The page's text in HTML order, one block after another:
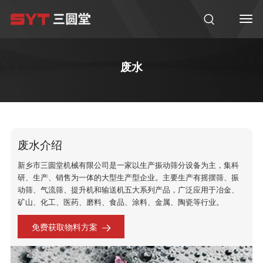
废水
废水介绍
新乡市三圆堂机械有限公司是一家以生产振动筛分设备为主，集科
研、生产、销售为一体的大型生产型企业。主要生产有摇摆筛、振
动筛、气流筛、提升机和输送机五大系列产品，广泛应用于冶金、
矿山、化工、医药、磨料、食品、涂料、金属、陶瓷等行业。
免费获取物料方案